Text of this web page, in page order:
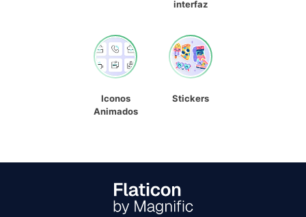
interfaz
Iconos
Animados
Stickers